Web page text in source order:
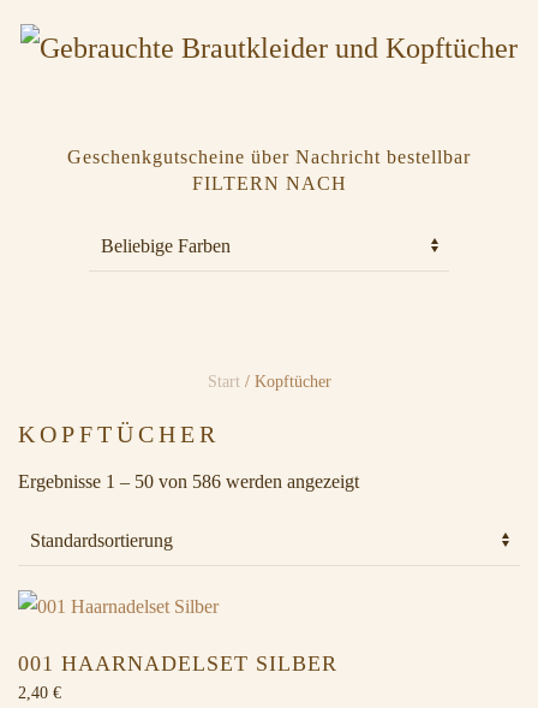
Geschenkgutscheine über Nachricht bestellbar
FILTERN NACH
Start/ Kopftücher
KOPFTÜCHER
Ergebnisse 1 – 50 von 586 werden angezeigt
001 HAARNADELSET SILBER
2,40 €